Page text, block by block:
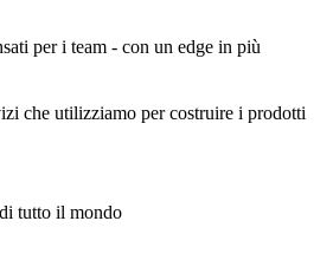
per i team - con un edge in più
che utilizziamo per costruire i prodotti
tutto il mondo